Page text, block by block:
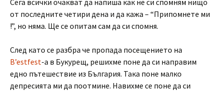
Сега всички очакват да напиша как не си спомням нищо
от последните четири дена и да кажа – “Припомнете ми
!”, но няма. Ще се опитам сам да си спомня.
След като се разбра че пропада посещението на
B’estfest-а в Букурещ, решихме поне да си направим
едно пътешествие из България. Така поне малко
депресията ми да поотмине. Навихме се поне да си